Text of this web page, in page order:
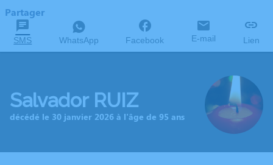
Partager
SMS WhatsApp Facebook E-mail Lien
Salvador RUIZ
décédé le 30 janvier 2026 à l'âge de 95 ans